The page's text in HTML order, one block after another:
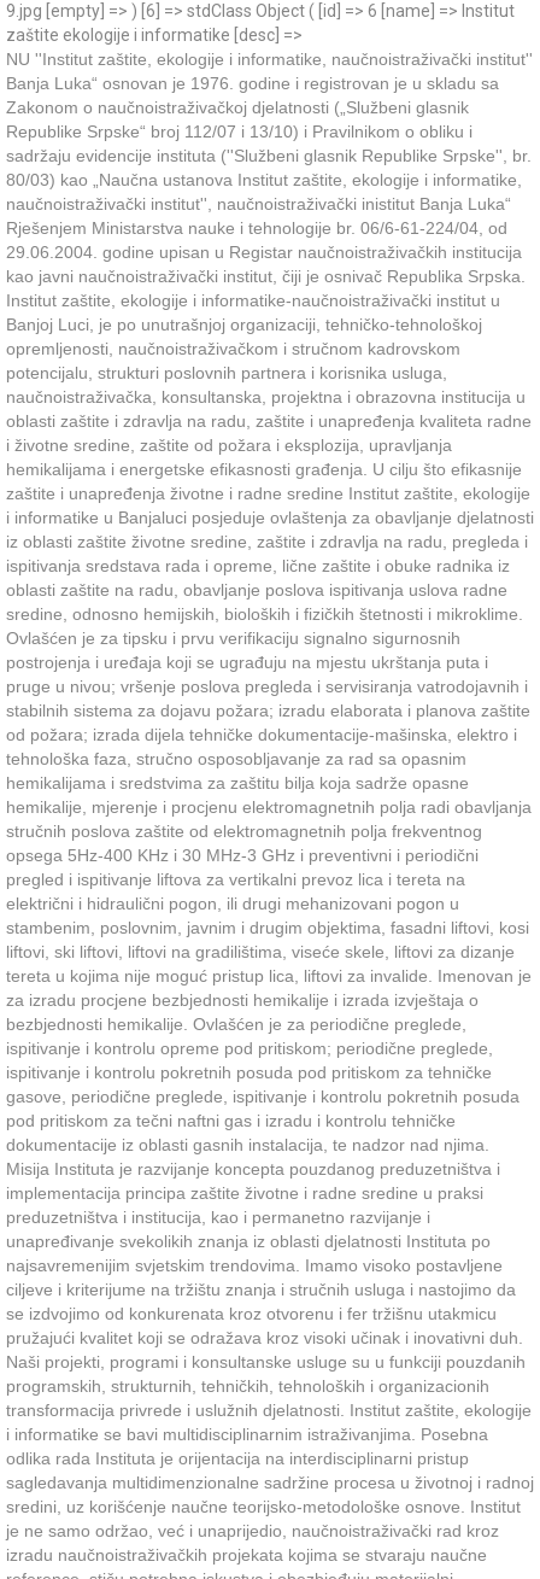
9.jpg [empty] => ) [6] => stdClass Object ( [id] => 6 [name] => Institut
zaštite ekologije i informatike [desc] =>
NU ''Institut zaštite, ekologije i informatike, naučnoistraživački institut''
Banja Luka“ osnovan je 1976. godine i registrovan je u skladu sa
Zakonom o naučnoistraživačkoj djelatnosti („Službeni glasnik
Republike Srpske“ broj 112/07 i 13/10) i Pravilnikom o obliku i
sadržaju evidencije instituta (''Službeni glasnik Republike Srpske'', br.
80/03) kao „Naučna ustanova Institut zaštite, ekologije i informatike,
naučnoistraživački institut'', naučnoistraživački inistitut Banja Luka“
Rješenjem Ministarstva nauke i tehnologije br. 06/6-61-224/04, od
29.06.2004. godine upisan u Registar naučnoistraživačkih institucija
kao javni naučnoistraživački institut, čiji je osnivač Republika Srpska.
Institut zaštite, ekologije i informatike-naučnoistraživački institut u
Banjoj Luci, je po unutrašnjoj organizaciji, tehničko-tehnološkoj
opremljenosti, naučnoistraživačkom i stručnom kadrovskom
potencijalu, strukturi poslovnih partnera i korisnika usluga,
naučnoistraživačka, konsultanska, projektna i obrazovna institucija u
oblasti zaštite i zdravlja na radu, zaštite i unapređenja kvaliteta radne
i životne sredine, zaštite od požara i eksplozija, upravljanja
hemikalijama i energetske efikasnosti građenja. U cilju što efikasnije
zaštite i unapređenja životne i radne sredine Institut zaštite, ekologije
i informatike u Banjaluci posjeduje ovlaštenja za obavljanje djelatnosti
iz oblasti zaštite životne sredine, zaštite i zdravlja na radu, pregleda i
ispitivanja sredstava rada i opreme, lične zaštite i obuke radnika iz
oblasti zaštite na radu, obavljanje poslova ispitivanja uslova radne
sredine, odnosno hemijskih, bioloških i fizičkih štetnosti i mikroklime.
Ovlašćen je za tipsku i prvu verifikaciju signalno sigurnosnih
postrojenja i uređaja koji se ugrađuju na mjestu ukrštanja puta i
pruge u nivou; vršenje poslova pregleda i servisiranja vatrodojavnih i
stabilnih sistema za dojavu požara; izradu elaborata i planova zaštite
od požara; izrada dijela tehničke dokumentacije-mašinska, elektro i
tehnološka faza, stručno osposobljavanje za rad sa opasnim
hemikalijama i sredstvima za zaštitu bilja koja sadrže opasne
hemikalije, mjerenje i procjenu elektromagnetnih polja radi obavljanja
stručnih poslova zaštite od elektromagnetnih polja frekventnog
opsega 5Hz-400 KHz i 30 MHz-3 GHz i preventivni i periodični
pregled i ispitivanje liftova za vertikalni prevoz lica i tereta na
električni i hidraulični pogon, ili drugi mehanizovani pogon u
stambenim, poslovnim, javnim i drugim objektima, fasadni liftovi, kosi
liftovi, ski liftovi, liftovi na gradilištima, viseće skele, liftovi za dizanje
tereta u kojima nije moguć pristup lica, liftovi za invalide. Imenovan je
za izradu procjene bezbjednosti hemikalije i izrada izvještaja o
bezbjednosti hemikalije. Ovlašćen je za periodične preglede,
ispitivanje i kontrolu opreme pod pritiskom; periodične preglede,
ispitivanje i kontrolu pokretnih posuda pod pritiskom za tehničke
gasove, periodične preglede, ispitivanje i kontrolu pokretnih posuda
pod pritiskom za tečni naftni gas i izradu i kontrolu tehničke
dokumentacije iz oblasti gasnih instalacija, te nadzor nad njima.
Misija Instituta je razvijanje koncepta pouzdanog preduzetništva i
implementacija principa zaštite životne i radne sredine u praksi
preduzetništva i institucija, kao i permanetno razvijanje i
unapređivanje svekolikih znanja iz oblasti djelatnosti Instituta po
najsavremenijim svjetskim trendovima. Imamo visoko postavljene
ciljeve i kriterijume na tržištu znanja i stručnih usluga i nastojimo da
se izdvojimo od konkurenata kroz otvorenu i fer tržišnu utakmicu
pružajući kvalitet koji se odražava kroz visoki učinak i inovativni duh.
Naši projekti, programi i konsultanske usluge su u funkciji pouzdanih
programskih, strukturnih, tehničkih, tehnoloških i organizacionih
transformacija privrede i uslužnih djelatnosti. Institut zaštite, ekologije
i informatike se bavi multidisciplinarnim istraživanjima. Posebna
odlika rada Instituta je orijentacija na interdisciplinarni pristup
sagledavanja multidimenzionalne sadržine procesa u životnoj i radnoj
sredini, uz korišćenje naučne teorijsko-metodološke osnove. Institut
je ne samo održao, već i unaprijedio, naučnoistraživački rad kroz
izradu naučnoistraživačkih projekata kojima se stvaraju naučne